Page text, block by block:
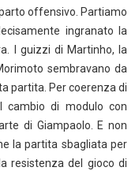
offensivo. Partiamo
ingranato la
I guizzi di Martinho, la
sembravano da
partita. Per coerenza di
cambio di modulo con
di Giampaolo. E non
la partita sbagliata per
resistenza del gioco di